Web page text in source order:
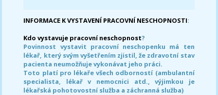
INFORMACE K VYSTAVENÍ PRACOVNÍ NESCHOPNOSTI:
Kdo vystavuje pracovní neschopnost?
Povinnost vystavit pracovní neschopenku má ten
lékař, který svým vyšetřením zjistil, že zdravotní stav
pacienta neumožňuje vykonávat jeho práci.
Toto platí pro lékaře všech odborností (ambulantní
specialista, lékař v nemocnici atd., výjimkou je
lékařská pohotovostní služba a záchranná služba)